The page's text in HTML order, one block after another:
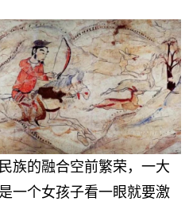
的融合空前繁荣，一大
一个女孩子看一眼就要激